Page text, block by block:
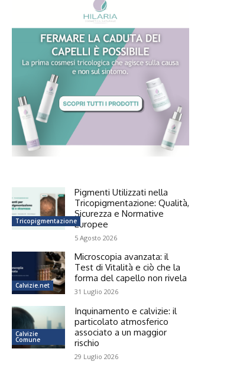
Tricopigmentazione
Pigmenti Utilizzati nella
Tricopigmentazione: Qualità,
Sicurezza e Normative
Europee
5 Agosto 2026
Calvizie.net
Microscopia avanzata: il
Test di Vitalità e ciò che la
forma del capello non rivela
31 Luglio 2026
Calvizie
Comune
Inquinamento e calvizie: il
particolato atmosferico
associato a un maggior
rischio
29 Luglio 2026